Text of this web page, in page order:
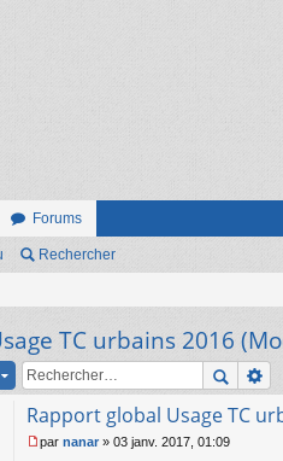
Forums
Rechercher
TC urbains 2016
Rapport global Usage TC
par nanar » 03 janv. 2017, 01:09